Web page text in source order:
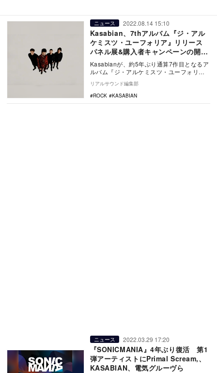
ニュース 2022.08.14 15:10
Kasabian、7thアルバム『ジ・アル
ケミスツ・ユーフォリア』リリース
パネル展&購入者キャンペーンの開催
も
Kasabianが、約5年ぶり通算7作目となるア
ルバム『ジ・アルケミスツ・ユーフォリ
ア』を全世界同時リリースした。 本作
は…
リアルサウンド編集部
ROCK
KASABIAN
ニュース 2022.03.29 17:20
『SONICMANIA』4年ぶり復活 第1
弾アーティストにPrimal Scream,、
KASABIAN、電気グルーヴら